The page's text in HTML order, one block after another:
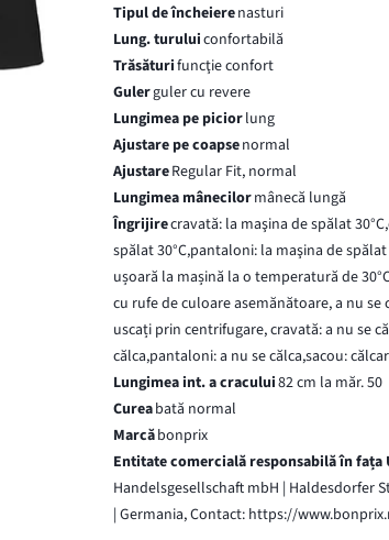
Tipul de încheierenasturi
Lung. turuluiconfortabilă
Trăsăturifuncţie confort
Gulerguler cu revere
Lungimea pe piciorlung
Ajustare pe coapsenormal
AjustareRegular Fit, normal
Lungimea mânecilormânecă lungă
Îngrijirecravată: la maşina de spălat
spălat 30°C,pantaloni: la maşina de spălat
ușoară la mașină la o temperatură de
cu rufe de culoare asemănătoare, a nu se
uscați prin centrifugare, cravată: a nu se
călca,pantaloni: a nu se călca,sacou:
Lungimea int. a cracului82 cm la măr. 50
Cureabată normal
Marcăbonprix
Entitate comercială responsabilă în fața
Handelsgesellschaft mbH | Haldesdorfer
| Germania, Contact: https://